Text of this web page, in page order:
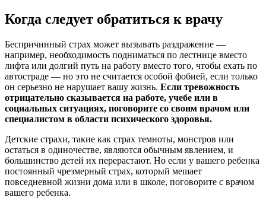
Когда следует обратиться к врачу
Беспричинный страх может вызывать раздражение —
например, необходимость подниматься по лестнице вместо
лифта или долгий путь на работу вместо того, чтобы ехать по
автостраде — но это не считается особой фобией, если только
он серьезно не нарушает вашу жизнь. Если тревожность
отрицательно сказывается на работе, учебе или в
социальных ситуациях, поговорите со своим врачом или
специалистом в области психического здоровья.
Детские страхи, такие как страх темноты, монстров или
остаться в одиночестве, являются обычным явлением, и
большинство детей их перерастают. Но если у вашего ребенка
постоянный чрезмерный страх, который мешает
повседневной жизни дома или в школе, поговорите с врачом
вашего ребенка.